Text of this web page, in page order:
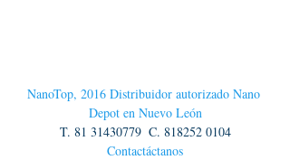
NanoTop, 2016 Distribuidor autorizado Nano
Depot en Nuevo León
T. 81 31430779  C. 818252 0104
Contactáctanos